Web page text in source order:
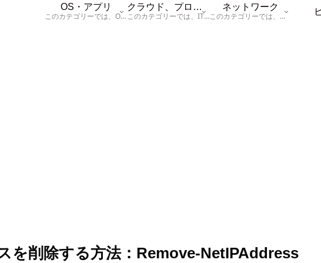
OS・アプリ
このカテゴリーでは、OSに関する情報を記載しています。
クラウド、プログラム
このカテゴリーでは、ITに関する基本的な情報として「ハードウェア、「サーバー」、「データベース、「ネットワーク」、「セキュリティ」、「プログラム」に関する情報を記載しています。
ネットワーク
このカテゴリーでは、「ネットワーク」に関する情報を記載しています。
を削除する方法：Remove-NetIPAddress